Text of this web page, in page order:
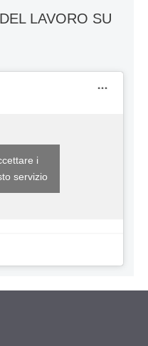
LAVORO SU
i
servizio